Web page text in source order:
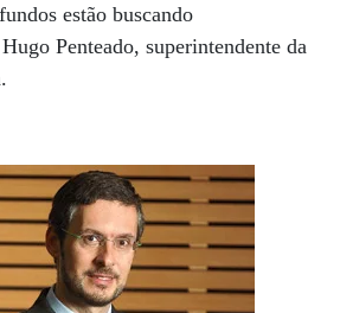
estão buscando
Penteado, superintendente da